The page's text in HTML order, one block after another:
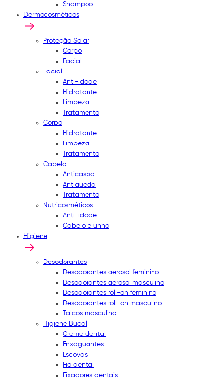
Shampoo
Dermocosméticos
Proteção Solar
Corpo
Facial
Facial
Anti-idade
Hidratante
Limpeza
Tratamento
Corpo
Hidratante
Limpeza
Tratamento
Cabelo
Anticaspa
Antiqueda
Tratamento
Nutricosméticos
Anti-idade
Cabelo e unha
Higiene
Desodorantes
Desodorantes aerosol feminino
Desodorantes aerosol masculino
Desodorantes roll-on feminino
Desodorantes roll-on masculino
Talcos masculino
Higiene Bucal
Creme dental
Enxaguantes
Escovas
Fio dental
Fixadores dentais